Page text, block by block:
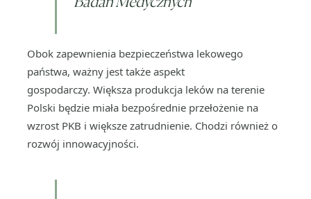
Obok zapewnienia bezpieczeństwa lekowego
państwa, ważny jest także aspekt
gospodarczy. Większa produkcja leków na terenie
Polski będzie miała bezpośrednie przełożenie na
wzrost PKB i większe zatrudnienie. Chodzi również o
rozwój innowacyjności.